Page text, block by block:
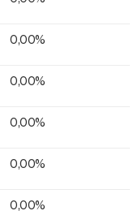
0,00%
0,00%
0,00%
0,00%
0,00%